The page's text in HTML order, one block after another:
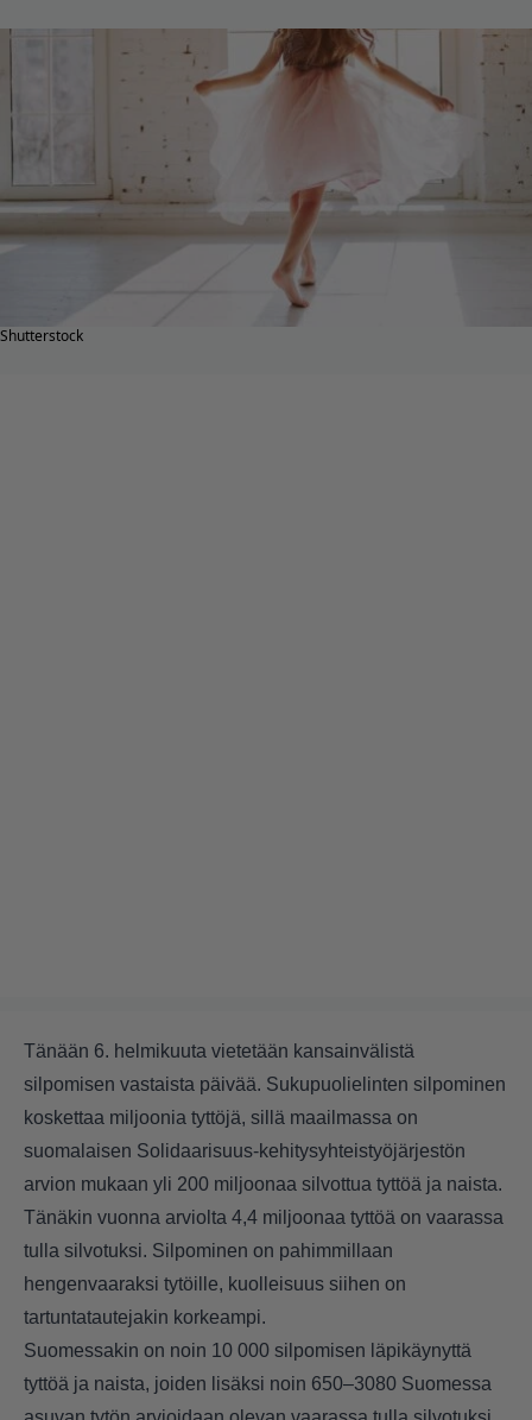
Shutterstock
Tänään 6. helmikuuta vietetään kansainvälistä
silpomisen vastaista päivää. Sukupuolielinten silpominen
koskettaa miljoonia tyttöjä, sillä maailmassa on
suomalaisen Solidaarisuus-kehitysyhteistyöjärjestön
arvion mukaan yli 200 miljoonaa silvottua tyttöä ja naista.
Tänäkin vuonna arviolta 4,4 miljoonaa tyttöä on vaarassa
tulla silvotuksi. Silpominen on pahimmillaan
hengenvaaraksi tytöille, kuolleisuus siihen on
tartuntatautejakin korkeampi.
Suomessakin on noin 10 000 silpomisen läpikäynyttä
tyttöä ja naista, joiden lisäksi noin 650–3080 Suomessa